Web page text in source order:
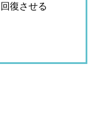
復させる